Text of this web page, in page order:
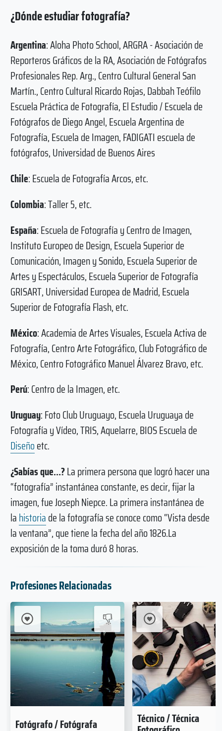
¿Dónde estudiar fotografía?
Argentina: Aloha Photo School, ARGRA - Asociación de
Reporteros Gráficos de la RA, Asociación de Fotógrafos
Profesionales Rep. Arg., Centro Cultural General San
Martín., Centro Cultural Ricardo Rojas, Dabbah Teófilo
Escuela Práctica de Fotografía, El Estudio / Escuela de
Fotógrafos de Diego Angel, Escuela Argentina de
Fotografía, Escuela de Imagen, FADIGATI escuela de
fotógrafos, Universidad de Buenos Aires
Chile: Escuela de Fotografía Arcos, etc.
Colombia: Taller 5, etc.
España: Escuela de Fotografía y Centro de Imagen,
Instituto Europeo de Design, Escuela Superior de
Comunicación, Imagen y Sonido, Escuela Superior de
Artes y Espectáculos, Escuela Superior de Fotografía
GRISART, Universidad Europea de Madrid, Escuela
Superior de Fotografía Flash, etc.
México: Academia de Artes Visuales, Escuela Activa de
Fotografía, Centro Arte Fotográfico, Club Fotográfico de
México, Centro Fotográfico Manuel Álvarez Bravo, etc.
Perú: Centro de la Imagen, etc.
Uruguay: Foto Club Uruguayo, Escuela Uruguaya de
Fotografía y Vídeo, TRIS, Aquelarre, BIOS Escuela de
Diseñoetc.
¿Sabías que…?La primera persona que logró hacer una
“fotografía” instantánea constante, es decir, fijar la
imagen, fue Joseph Niepce. La primera instantánea de
lahistoriade la fotografía se conoce como “Vista desde
la ventana”, que tiene la fecha del año 1826.La
exposición de la toma duró 8 horas.
Profesiones Relacionadas
Fotógrafo / Fotógrafa Técnico / Técnica